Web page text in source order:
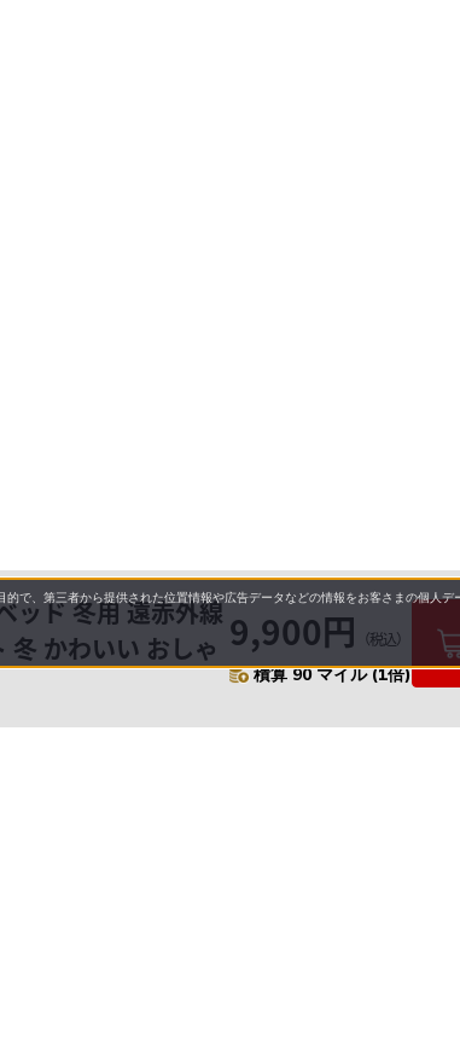
ッド 冬用 遠赤外線
冬 かわいい おしゃ 9,900円 （税込）
積算 90 マイル (1倍)
で、第三者から提供された位置情報や広告データなどの情報をお客さまの個人